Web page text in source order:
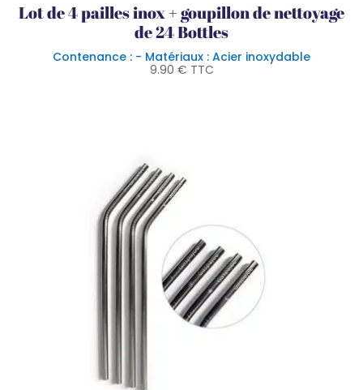
Lot de 4 pailles inox + goupillon de nettoyage
de 24 Bottles
Contenance : - Matériaux : Acier inoxydable
9.90 € TTC